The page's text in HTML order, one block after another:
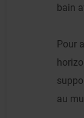
bain
Pour
au